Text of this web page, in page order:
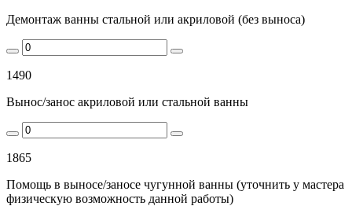
Демонтаж ванны стальной или акриловой (без выноса)
1490
Вынос/занос акриловой или стальной ванны
1865
Помощь в выносе/заносе чугунной ванны (уточнить у мастера
физическую возможность данной работы)